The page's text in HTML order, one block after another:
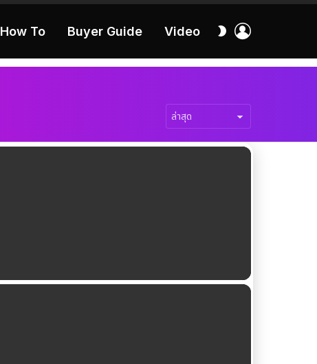
How To Buyer Guide Video
สลับ